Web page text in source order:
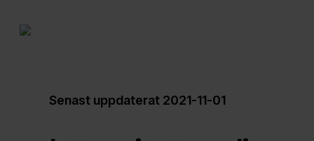
Senast uppdaterat 2021-11-01